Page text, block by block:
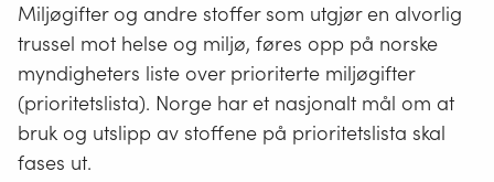
næringskjeden
Eksponering kan gi alvorlig skade på nerve-,
fordøyelses- og immunsystemet, i tillegg til
lunger, nyrer, hud og øyne
CAS-nummer:
Metallisk kvikksølv:
Miljøgifter og andre stoffer som utgjør en alvorlig
trussel mot helse og miljø, føres opp på norske
myndigheters liste over prioriterte miljøgifter
(prioritetslista). Norge har et nasjonalt mål om at
bruk og utslipp av stoffene på prioritetslista skal
fases ut.